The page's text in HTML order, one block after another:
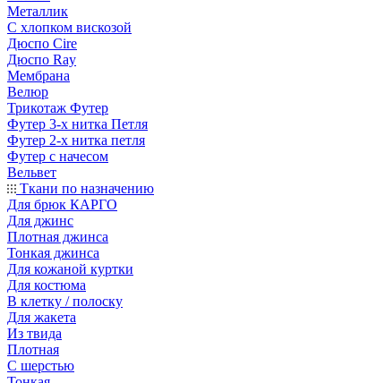
Металлик
С хлопком вискозой
Дюспо Cire
Дюспо Ray
Мембрана
Велюр
Трикотаж Футер
Футер 3-х нитка Петля
Футер 2-х нитка петля
Футер с начесом
Вельвет
Ткани по назначению
Для брюк КАРГО
Для джинс
Плотная джинса
Тонкая джинса
Для кожаной куртки
Для костюма
В клетку / полоску
Для жакета
Из твида
Плотная
С шерстью